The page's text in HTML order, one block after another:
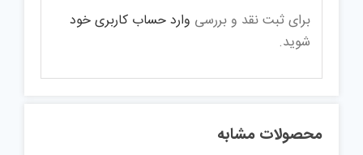
برای ثبت نقد و بررسی وارد حساب کاربری خود
شوید.
محصولات مشابه